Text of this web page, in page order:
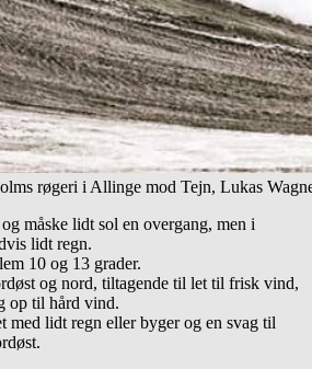
røgeri i Allinge mod Tejn, Lukas
måske lidt sol en overgang, men i
lidt regn.
10 og 13 grader.
og nord, tiltagende til let til frisk vind,
op til hård vind.
med lidt regn eller byger og en svag til